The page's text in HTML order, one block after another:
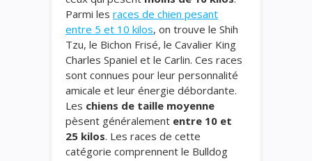
Parmi les races de chien pesant
entre 5 et 10 kilos, on trouve le Shih
Tzu, le Bichon Frisé, le Cavalier King
Charles Spaniel et le Carlin. Ces races
sont connues pour leur personnalité
amicale et leur énergie débordante.
Les chiens de taille moyenne
pèsent généralement entre 10 et
25 kilos. Les races de cette
catégorie comprennent le Bulldog